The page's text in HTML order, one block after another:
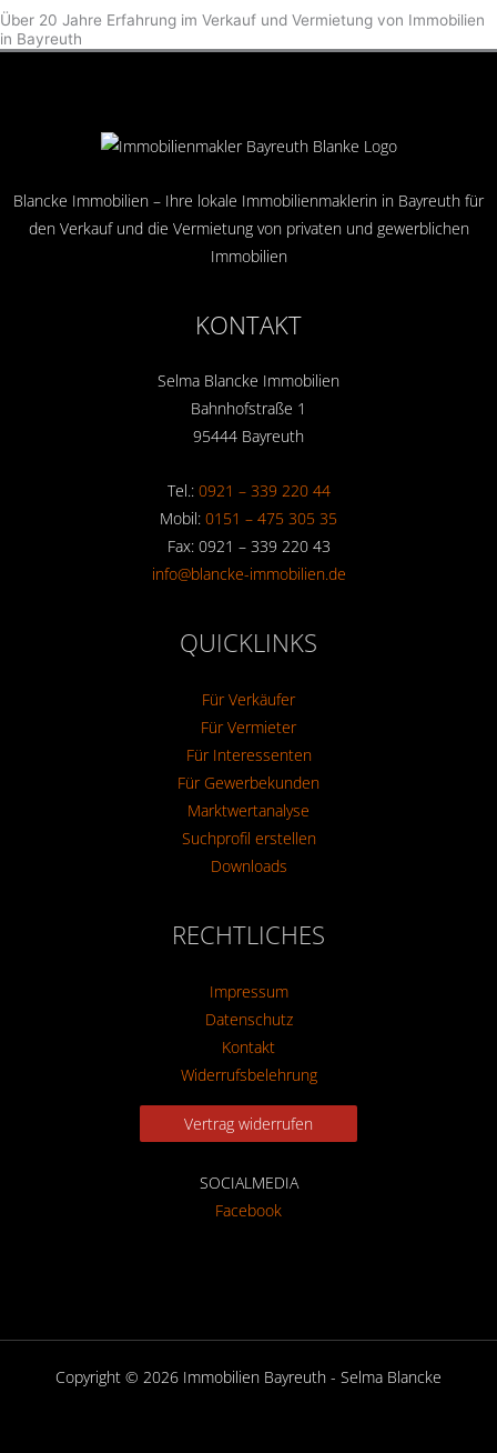
Über 20 Jahre Erfahrung im Verkauf und Vermietung von Immobilien
in Bayreuth
Blancke Immobilien – Ihre lokale Immobilienmaklerin in Bayreuth für
den Verkauf und die Vermietung von privaten und gewerblichen
Immobilien
KONTAKT
Selma Blancke Immobilien
Bahnhofstraße 1
95444 Bayreuth
Tel.: 0921 – 339 220 44
Mobil: 0151 – 475 305 35
Fax: 0921 – 339 220 43
info@blancke-immobilien.de
QUICKLINKS
Für Verkäufer
Für Vermieter
Für Interessenten
Für Gewerbekunden
Marktwertanalyse
Suchprofil erstellen
Downloads
RECHTLICHES
Impressum
Datenschutz
Kontakt
Widerrufsbelehrung
Vertrag widerrufen
SOCIALMEDIA
Facebook
Copyright © 2026 Immobilien Bayreuth - Selma Blancke